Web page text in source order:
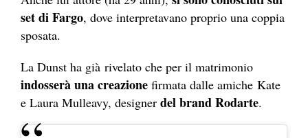
set di Fargo, dove interpretavano proprio una coppia
sposata.
La Dunst ha già rivelato che per il matrimonio
indosserà una creazione firmata dalle amiche Kate
e Laura Mulleavy, designer del brand Rodarte.